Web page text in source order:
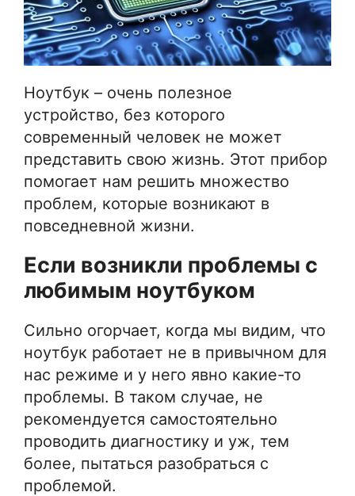
Ноутбук – очень полезное
устройство, без которого
современный человек не может
представить свою жизнь. Этот прибор
помогает нам решить множество
проблем, которые возникают в
повседневной жизни.
Если возникли проблемы с
любимым ноутбуком
Сильно огорчает, когда мы видим, что
ноутбук работает не в привычном для
нас режиме и у него явно какие-то
проблемы. В таком случае, не
рекомендуется самостоятельно
проводить диагностику и уж, тем
более, пытаться разобраться с
проблемой.